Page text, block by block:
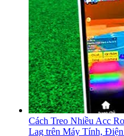
Cách Treo Nhiều Acc
Lag trên Máy Tính,